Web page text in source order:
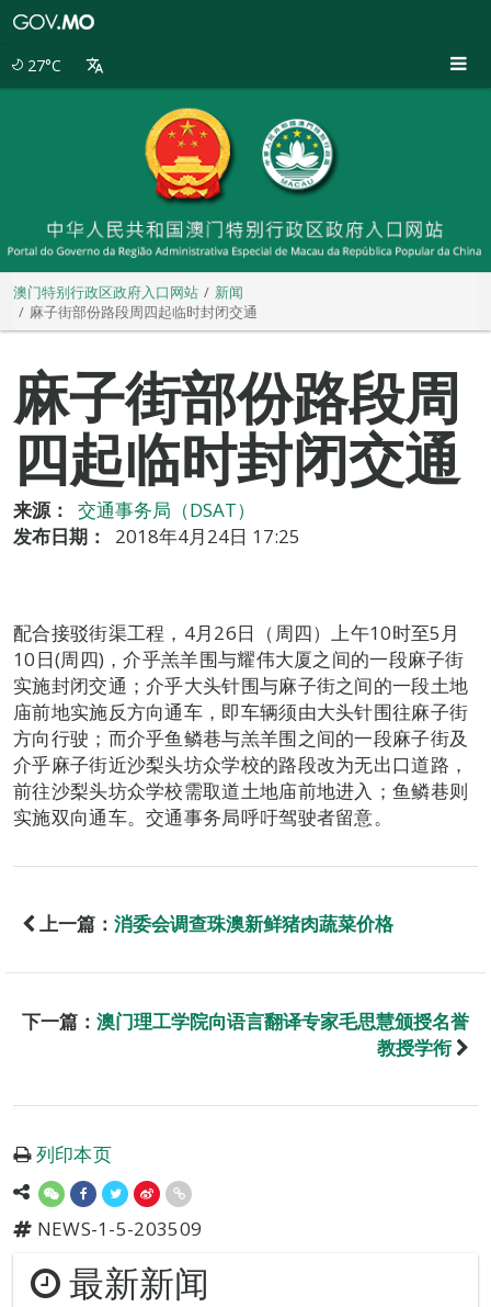
27°C
澳门特别行政区政府入口网站
新闻
麻子街部份路段周四起临时封闭交通
麻子街部份路段周
四起临时封闭交通
来源：
交通事务局（DSAT）
发布日期：
2018年4月24日 17:25
配合接驳街渠工程，4月26日（周四）上午10时至5月
10日(周四)，介乎羔羊围与耀伟大厦之间的一段麻子街
实施封闭交通；介乎大头针围与麻子街之间的一段土地
庙前地实施反方向通车，即车辆须由大头针围往麻子街
方向行驶；而介乎鱼鳞巷与羔羊围之间的一段麻子街及
介乎麻子街近沙梨头坊众学校的路段改为无出口道路，
前往沙梨头坊众学校需取道土地庙前地进入；鱼鳞巷则
实施双向通车。交通事务局呼吁驾驶者留意。
上一篇： 消委会调查珠澳新鲜猪肉蔬菜价格
下一篇： 澳门理工学院向语言翻译专家毛思慧颁授名誉
教授学衔
列印本页
NEWS-1-5-203509
最新新闻